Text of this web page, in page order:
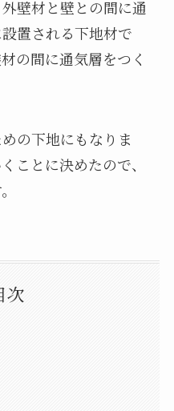
壁材と壁との間に通
置される下地材で
の間に通気層をつく
の下地にもなりま
ことに決めたので、
次